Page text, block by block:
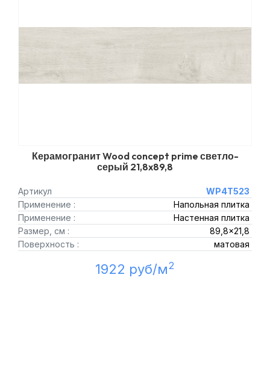
Керамогранит Wood concept prime светло-
серый 21,8x89,8
Артикул
WP4T523
Применение :
Напольная плитка
Применение :
Настенная плитка
Размер, см :
89,8x21,8
Поверхность :
матовая
1922 руб/м2